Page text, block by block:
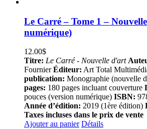
Le Carré – Tome 1 –
numérique)
12.00$
Titre: Le Carré - Nouvelle d'art
FournierÉditeur: Art Total
publication: Monographie (nouvelle
pages: 180 pages incluant couverture
pouces (version numérique) ISBN:
Année d’édition: 2019 (1ère édition)
Taxes incluses dans le prix de vente
Ajouter au panier Détails